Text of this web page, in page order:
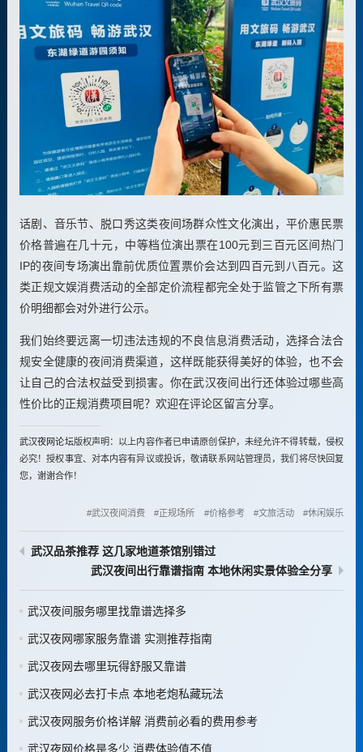
话剧、音乐节、脱口秀这类夜间场群众性文化演出，平价惠民票
价格普遍在几十元，中等档位演出票在100元到三百元区间热门
IP的夜间专场演出靠前优质位置票价会达到四百元到八百元。这
类正规文娱消费活动的全部定价流程都完全处于监管之下所有票
价明细都会对外进行公示。
我们始终要远离一切违法违规的不良信息消费活动，选择合法合
规安全健康的夜间消费渠道，这样既能获得美好的体验，也不会
让自己的合法权益受到损害。你在武汉夜间出行还体验过哪些高
性价比的正规消费项目呢？欢迎在评论区留言分享。
武汉夜网论坛版权声明：以上内容作者已申请原创保护，未经允许不得转载，侵权
必究！授权事宜、对本内容有异议或投诉，敬请联系网站管理员，我们将尽快回复
您，谢谢合作！
武汉夜间消费 正规场所 价格参考 文旅活动 休闲娱乐
武汉品茶推荐 这几家地道茶馆别错过
武汉夜间出行靠谱指南 本地休闲实景体验全分享
武汉夜间服务哪里找靠谱选择多
武汉夜网哪家服务靠谱 实测推荐指南
武汉夜网去哪里玩得舒服又靠谱
武汉夜网必去打卡点 本地老炮私藏玩法
武汉夜网服务价格详解 消费前必看的费用参考
武汉夜网价格是多少 消费体验值不值